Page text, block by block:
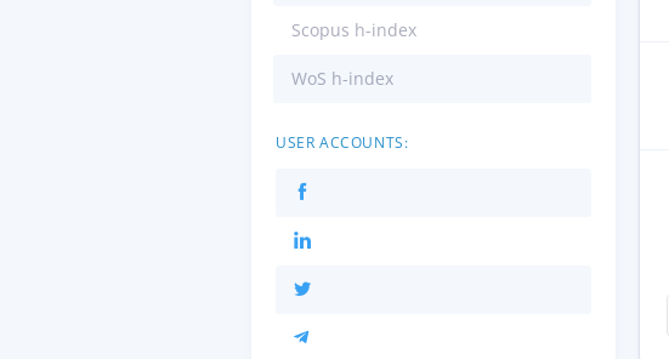
Scopus h-index
WoS h-index
USER ACCOUNTS: